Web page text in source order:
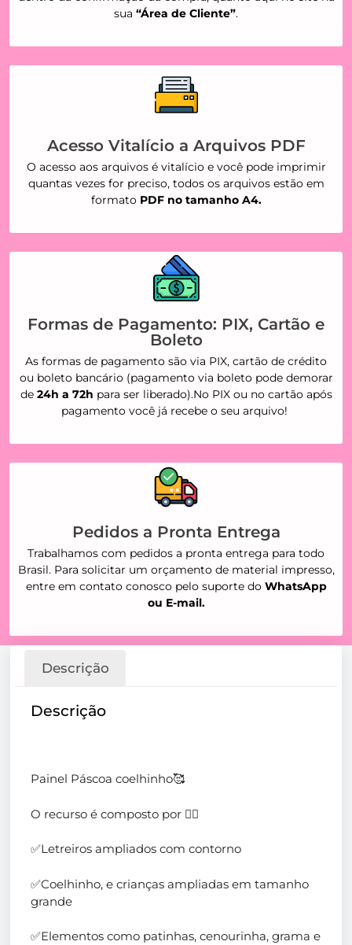
sua “Área de Cliente”.
Acesso Vitalício a Arquivos PDF
O acesso aos arquivos é vitalício e você pode imprimir
quantas vezes for preciso, todos os arquivos estão em
formato PDF no tamanho A4.
Formas de Pagamento: PIX, Cartão e
Boleto
As formas de pagamento são via PIX, cartão de crédito
ou boleto bancário (pagamento via boleto pode demorar
de 24h a 72h para ser liberado).No PIX ou no cartão após
pagamento você já recebe o seu arquivo!
Pedidos a Pronta Entrega
Trabalhamos com pedidos a pronta entrega para todo
Brasil. Para solicitar um orçamento de material impresso,
entre em contato conosco pelo suporte do WhatsApp
ou E-mail.
Descrição
Descrição
Painel Páscoa coelhinho🥰
O recurso é composto por 👇🏻
✅Letreiros ampliados com contorno
✅Coelhinho, e crianças ampliadas em tamanho
grande
✅Elementos como patinhas, cenourinha, grama e